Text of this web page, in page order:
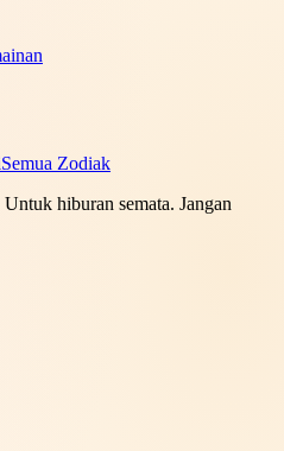
Semua Zodiak
Untuk hiburan semata. Jangan